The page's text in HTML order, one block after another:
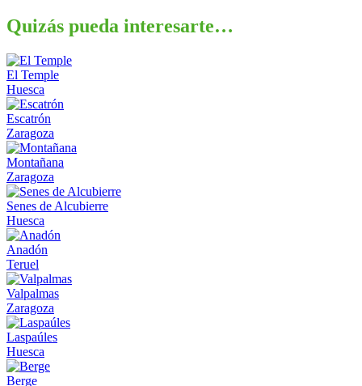
Quizás pueda interesarte…
El Temple
Huesca
Escatrón
Zaragoza
Montañana
Zaragoza
Senes de Alcubierre
Huesca
Anadón
Teruel
Valpalmas
Zaragoza
Laspaúles
Huesca
Berge